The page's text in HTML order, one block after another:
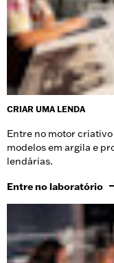
CRIAR UMA LENDA
Entre no motor
modelos em argila e
lendárias.
Entre no laboratório